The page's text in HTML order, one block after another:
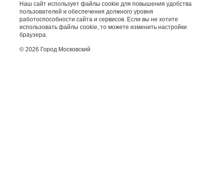
Наш сайт использует файлы cookie для повышения удобства
пользователей и обеспечения должного уровня
работоспособности сайта и сервисов. Если вы не хотите
использовать файлы cookie, то можете изменить настройки
браузера.
© 2026 Город Московский